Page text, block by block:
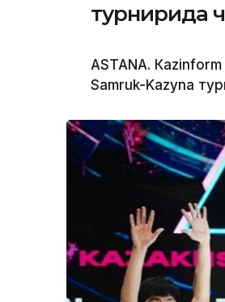
турнирида
ASTANА.
Samruk-Kazyna